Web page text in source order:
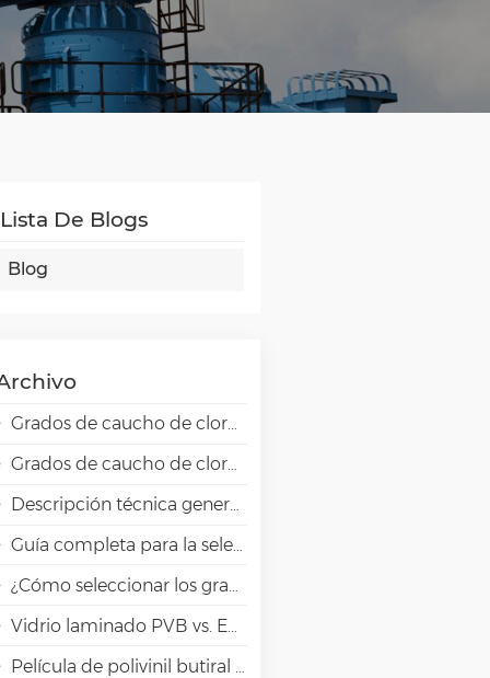
Lista De Blogs
Blog
Grados de caucho de cloropreno Skyprene para aplicaciones adhesivas
Grados de caucho de cloropreno Skyprene para aplicaciones industriales
Descripción técnica general de la resina de alta barrera EVAL EVOH en aplicaciones de envasado.
Guía completa para la selección de emulsiones VAE
¿Cómo seleccionar los grados adecuados de alcohol polivinílico (PVA) para aplicaciones en papeles especiales?
Vidrio laminado PVB vs. EVA vs. SGP vs. TPU: Comparación y guía para la arquitectura moderna
Película de polivinil butiral (PVB): Química, procesamiento y aplicaciones de alto rendimiento